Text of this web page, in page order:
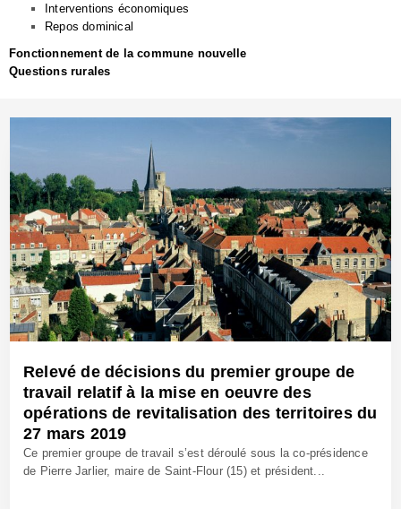
Interventions économiques
Repos dominical
Fonctionnement de la commune nouvelle
Questions rurales
Relevé de décisions du premier groupe de
travail relatif à la mise en oeuvre des
opérations de revitalisation des territoires du
27 mars 2019
Ce premier groupe de travail s’est déroulé sous la co-présidence
de Pierre Jarlier, maire de Saint-Flour (15) et président...